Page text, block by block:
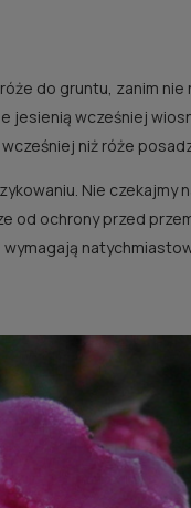
do gruntu, zanim nie
wcześniej
niż róże
Nie czekajmy
od ochrony przed